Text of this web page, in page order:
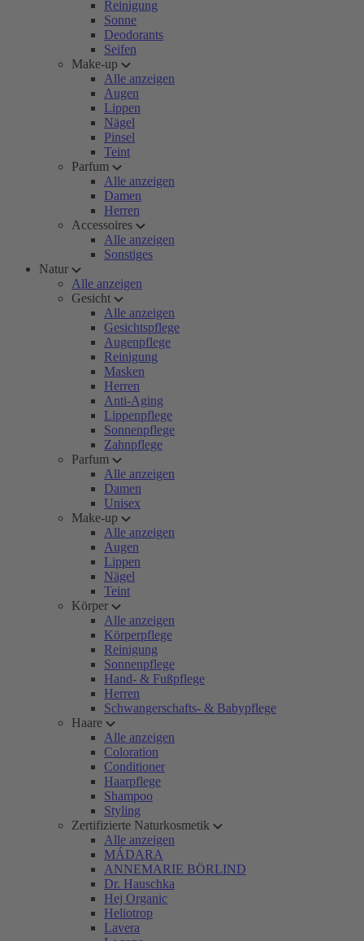
Reinigung
Sonne
Deodorants
Seifen
Make-up
Alle anzeigen
Augen
Lippen
Nägel
Pinsel
Teint
Parfum
Alle anzeigen
Damen
Herren
Accessoires
Alle anzeigen
Sonstiges
Natur
Alle anzeigen
Gesicht
Alle anzeigen
Gesichtspflege
Augenpflege
Reinigung
Masken
Herren
Anti-Aging
Lippenpflege
Sonnenpflege
Zahnpflege
Parfum
Alle anzeigen
Damen
Unisex
Make-up
Alle anzeigen
Augen
Lippen
Nägel
Teint
Körper
Alle anzeigen
Körperpflege
Reinigung
Sonnenpflege
Hand- & Fußpflege
Herren
Schwangerschafts- & Babypflege
Haare
Alle anzeigen
Coloration
Conditioner
Haarpflege
Shampoo
Styling
Zertifizierte Naturkosmetik
Alle anzeigen
MÁDARA
ANNEMARIE BÖRLIND
Dr. Hauschka
Hej Organic
Heliotrop
Lavera